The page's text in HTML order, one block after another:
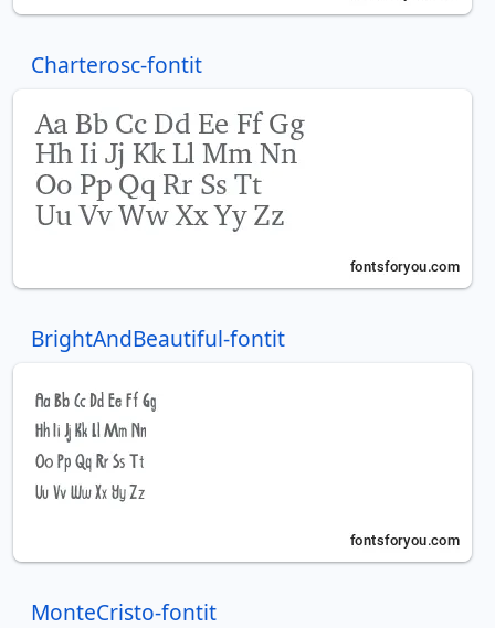
Charterosc-fontit
BrightAndBeautiful-fontit
MonteCristo-fontit